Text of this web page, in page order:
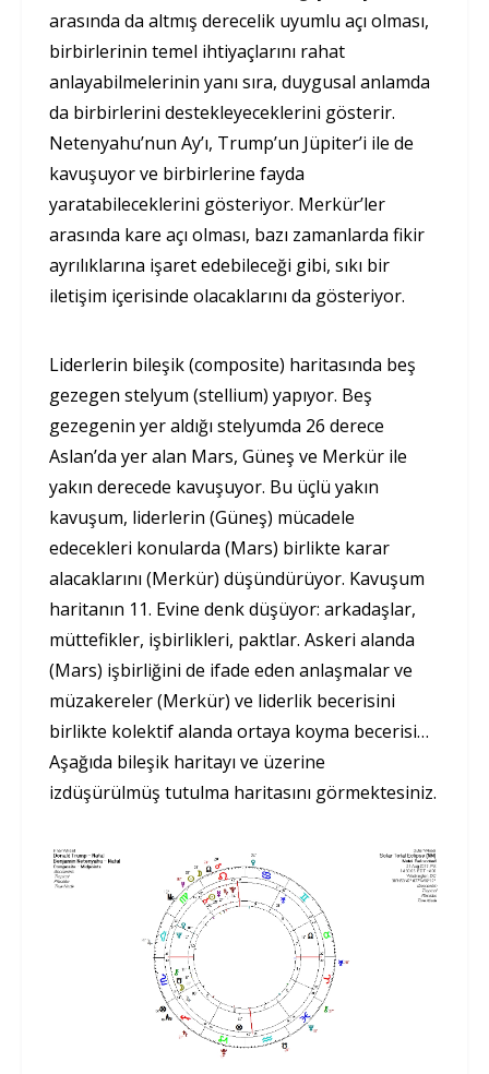
arasında da altmış derecelik uyumlu açı olması,
birbirlerinin temel ihtiyaçlarını rahat
anlayabilmelerinin yanı sıra, duygusal anlamda
da birbirlerini destekleyeceklerini gösterir.
Netenyahu’nun Ay’ı, Trump’un Jüpiter’i ile de
kavuşuyor ve birbirlerine fayda
yaratabileceklerini gösteriyor. Merkür’ler
arasında kare açı olması, bazı zamanlarda fikir
ayrılıklarına işaret edebileceği gibi, sıkı bir
iletişim içerisinde olacaklarını da gösteriyor.
Liderlerin bileşik (composite) haritasında beş
gezegen stelyum (stellium) yapıyor. Beş
gezegenin yer aldığı stelyumda 26 derece
Aslan’da yer alan Mars, Güneş ve Merkür ile
yakın derecede kavuşuyor. Bu üçlü yakın
kavuşum, liderlerin (Güneş) mücadele
edecekleri konularda (Mars) birlikte karar
alacaklarını (Merkür) düşündürüyor. Kavuşum
haritanın 11. Evine denk düşüyor: arkadaşlar,
müttefikler, işbirlikleri, paktlar. Askeri alanda
(Mars) işbirliğini de ifade eden anlaşmalar ve
müzakereler (Merkür) ve liderlik becerisini
birlikte kolektif alanda ortaya koyma becerisi…
Aşağıda bileşik haritayı ve üzerine
izdüşürülmüş tutulma haritasını görmektesiniz.